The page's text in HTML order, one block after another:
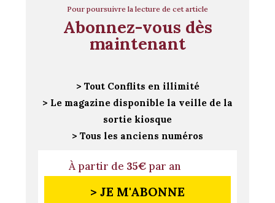
Pour poursuivre la lecture de cet article
Abonnez-vous dès
maintenant
> Tout Conflits en illimité
> Le magazine disponible la veille de la
sortie kiosque
> Tous les anciens numéros
À partir de 35€par an
> JE M'ABONNE